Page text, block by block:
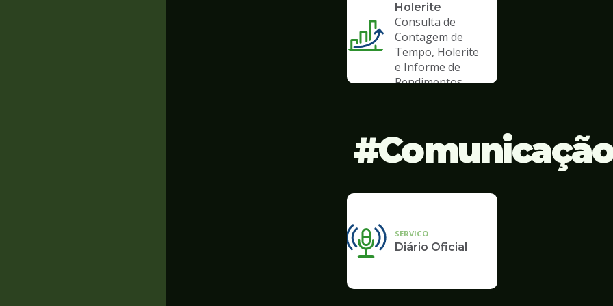
Holerite
Consulta de
Contagem de
Tempo, Holerite
e Informe de
Rendimentos
SERVICO
Diário Oficial